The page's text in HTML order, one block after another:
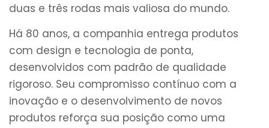
duas e três rodas mais valiosa do mundo.
Há 80 anos, a companhia entrega produtos
com design e tecnologia de ponta,
desenvolvidos com padrão de qualidade
rigoroso. Seu compromisso contínuo com a
inovação e o desenvolvimento de novos
produtos reforça sua posição como uma